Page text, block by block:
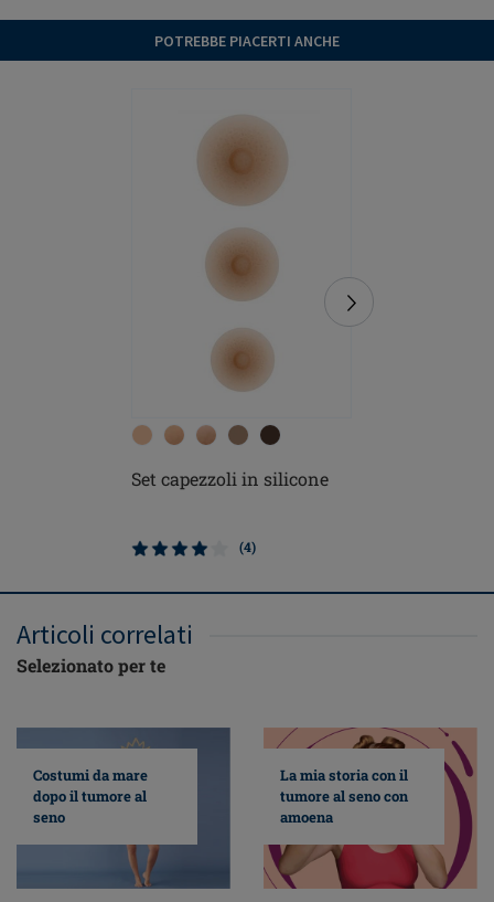
POTREBBE PIACERTI ANCHE
Set capezzoli in silicone
(4)
Articoli correlati
Selezionato per te
Costumi da mare
dopo il tumore al
seno
La mia storia con il
tumore al seno con
amoena